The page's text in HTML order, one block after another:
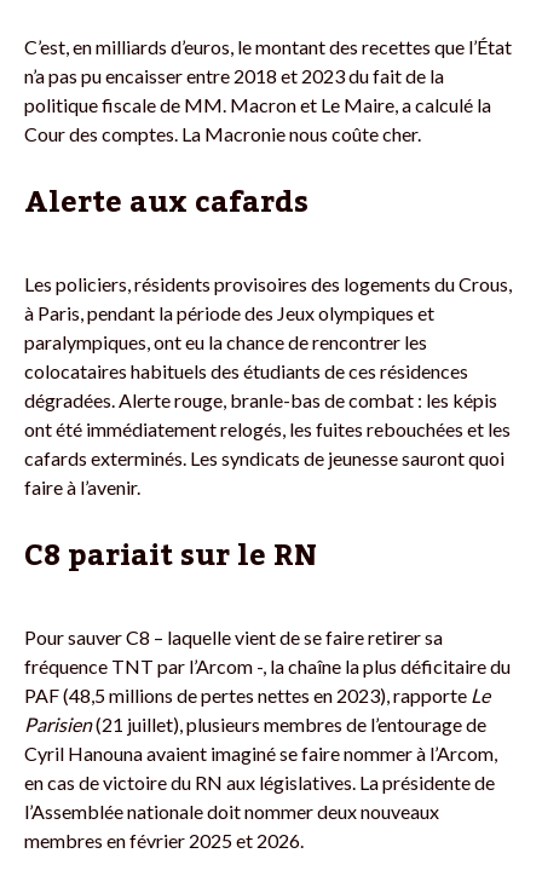
C’est, en milliards d’euros, le montant des recettes que l’État
n’a pas pu encaisser entre 2018 et 2023 du fait de la
politique fiscale de MM. Macron et Le Maire, a calculé la
Cour des comptes. La Macronie nous coûte cher.
Alerte aux cafards
Les policiers, résidents provisoires des logements du Crous,
à Paris, pendant la période des Jeux olympiques et
paralympiques, ont eu la chance de rencontrer les
colocataires habituels des étudiants de ces résidences
dégradées. Alerte rouge, branle-bas de combat : les képis
ont été immédiatement relogés, les fuites rebouchées et les
cafards exterminés. Les syndicats de jeunesse sauront quoi
faire à l’avenir.
C8 pariait sur le RN
Pour sauver C8 – laquelle vient de se faire retirer sa
fréquence TNT par l’Arcom -, la chaîne la plus déficitaire du
PAF (48,5 millions de pertes nettes en 2023), rapporte Le
Parisien(21 juillet), plusieurs membres de l’entourage de
Cyril Hanouna avaient imaginé se faire nommer à l’Arcom,
en cas de victoire du RN aux législatives. La présidente de
l’Assemblée nationale doit nommer deux nouveaux
membres en février 2025 et 2026.